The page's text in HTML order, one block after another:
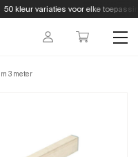
kleur variaties voor elke
3 meter